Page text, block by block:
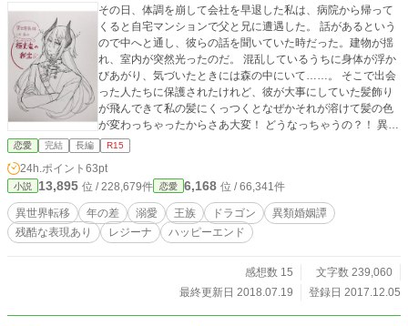
その日、体調を崩して会社を早退した私は、病院から帰って
くると自宅マンションで父と兄に遭遇した。 話があるという
ので中へと通し、彼らの話を聞いていた時だった。建物が揺
れ、室内が突然光ったのだ。 混乱しているうちに身体が浮か
びあがり、気づいたときには森の中にいて……。 そこで出会
った人たちに保護されたけれど、彼が大事にしていた髪飾り
が飛んできて私の髪にくっつくとなぜかそれが溶けて髪の色
が変わっちゃったからさあ大変！ どうなっちゃうの？！ 異世
界トリップしたヒロインと彼女を拾ったヒーローの恋愛と、
彼女の父と兄との家族再生のお話。 ★掲載しているファンア
ートは黒杉くろん様からいただいたもので、くろんさんの許
可を得て掲載しています。 ★サブタイトルの後ろに★がつい
ているものは、いただいたファンアートをページの最後に載
せています。 ★カクヨム、ツギクルにも掲載しています。
恋愛 完結 長編 R15
24h.ポイント 63pt
小説 13,895 位 / 228,679件 恋愛 6,168 位 / 66,341件
異世界転移 年の差 溺愛 王族 ドラゴン
異類婚姻譚
残酷な表現あり
レジーナ ハッピーエンド
感想数 15
文字数 239,060
最終更新日 2018.07.19
登録日 2017.12.05